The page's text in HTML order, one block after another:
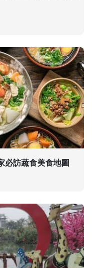
必訪蔬食美食地圖